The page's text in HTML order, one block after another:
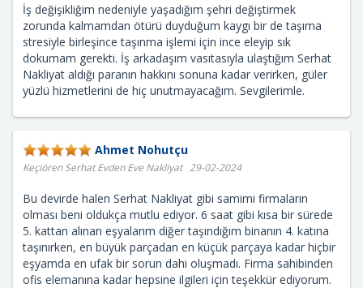
İş değişikliğim nedeniyle yaşadığım şehri değiştirmek
zorunda kalmamdan ötürü duyduğum kaygı bir de taşıma
stresiyle birleşince taşınma işlemi için ince eleyip sık
dokumam gerekti. İş arkadaşım vasıtasıyla ulaştığım Serhat
Nakliyat aldığı paranın hakkını sonuna kadar verirken, güler
yüzlü hizmetlerini de hiç unutmayacağım. Sevgilerimle.
Ahmet Nohutçu
Keçiören Serhat Evden Eve Nakliyat 29-02-2024
Bu devirde halen Serhat Nakliyat gibi samimi firmaların
olması beni oldukça mutlu ediyor. 6 saat gibi kısa bir sürede
5. kattan alınan eşyalarım diğer taşındığım binanın 4. katına
taşınırken, en büyük parçadan en küçük parçaya kadar hiçbir
eşyamda en ufak bir sorun dahi oluşmadı. Firma sahibinden
ofis elemanına kadar hepsine ilgileri için teşekkür ediyorum.